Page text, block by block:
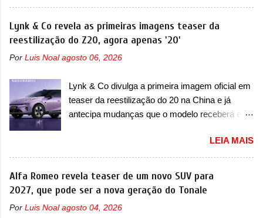
característico da Rezvani. Junto com as
imagens, a marca já confirmou que o Dune será
um carro muito exclusivo. Ao todo, serão
apenas sete unidades produzidas... para todo
equipado com um motor V10 Supercharger
capaz de desenvolver cerca de 800cv que
separou a performance exótica da aventura i...
apresentou uma nova imagem teaser que
mostra como será o Interceptor GTX, o
esportivo que recolocará a marca no mercado.
O granturismo (GT) apareceu em uma nova
imagem de traseira, onde ele aparece o para-
esportivo será apresentado no terceiro trimestre
de 2026, ou seja, acontecerá entre os meses de
julho e setembro (e já estamos em agosto), ou
o dia 30 de setembro. A marca confirmou que
vai apresentar um "protótipo de pré-produção,
de altíssimo desempenho, exclusivo para
pistas" , que vai antecipar as futuras versões de
rua do esportivo. Ao mesmo tempo, a Jensen
Lynk & Co revela as primeiras imagens teaser da
reestilização do Z20, agora apenas '20'
Por Luis Noal agosto 06, 2026
Lynk & Co divulga a primeira imagem oficial em
teaser da reestilização do 20 na China e já
antecipa mudanças que o modelo receberá em
apresentar na China as primeiras mudanças
para o Z20, um misto de hatch com SUV que é
vendido no mercado chinês desde o
lançamento, em 2024. Agora, o modelo passará
por sua primeira mudança visual e também
mudará de nome. Vendido na Europa como 02
LEIA MAIS
Alfa Romeo revela teaser de um novo SUV para
2027, que pode ser a nova geração do Tonale
Por Luis Noal agosto 04, 2026